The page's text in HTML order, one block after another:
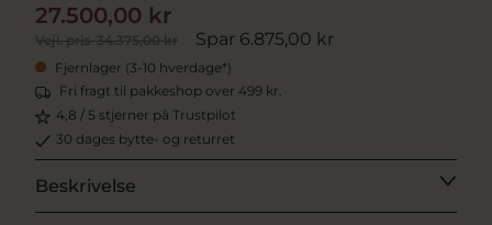
Vejl. pris34.375,00 kr Spar 6.875,00 kr
27.500,00 kr
Fjernlager (3-10 hverdage*)
Fri fragt til pakkeshop over 499 kr.
4,8 / 5 stjerner på Trustpilot
30 dages bytte- og returret
Beskrivelse